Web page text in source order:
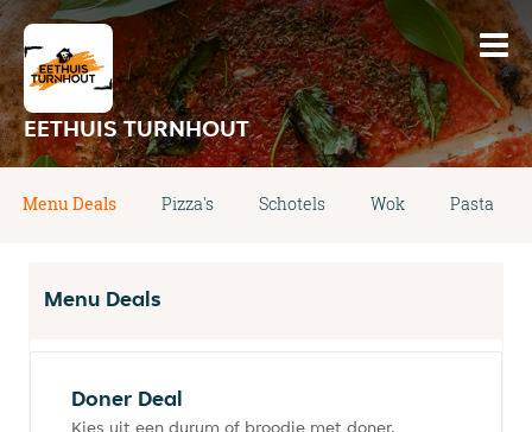
EETHUIS TURNHOUT
Menu Deals Pizza's Schotels Wok Pasta
Menu Deals
Doner Deal
Kies uit een durum of broodje met doner,